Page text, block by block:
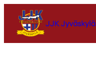
sisältöön
JJK Jyväskylä